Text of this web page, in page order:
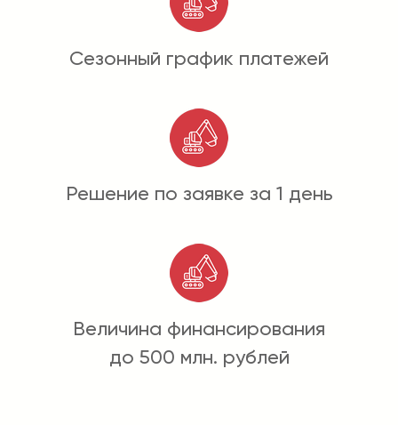
Сезонный график платежей
Решение по заявке за 1 день
Величина финансирования
до 500 млн. рублей